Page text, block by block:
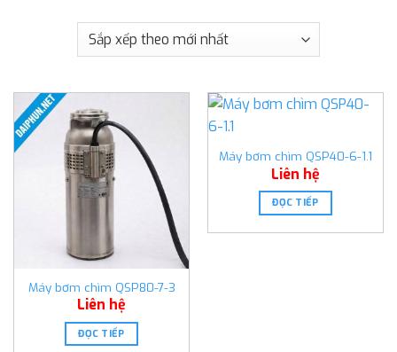
Máy bơm chìm QSP80-7-3
Liên hệ
ĐỌC TIẾP
Máy bơm chìm QSP40-6-1.1
Liên hệ
ĐỌC TIẾP